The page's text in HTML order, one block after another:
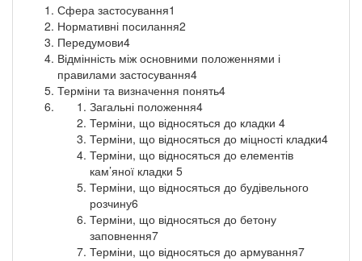
Сфера застосування1
Нормативні посилання2
Передумови4
Відмінність між основними положеннями і
правилами застосування4
Терміни та визначення понять4
Загальні положення4
Терміни, що відносяться до кладки 4
Терміни, що відносяться до міцності кладки4
Терміни, що відносяться до елементів
кам’яної кладки 5
Терміни, що відносяться до будівельного
розчину6
Терміни, що відносяться до бетону
заповнення7
Терміни, що відносяться до армування7